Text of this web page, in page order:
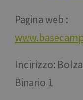
Pagina web :
Indirizzo:
Binario 1